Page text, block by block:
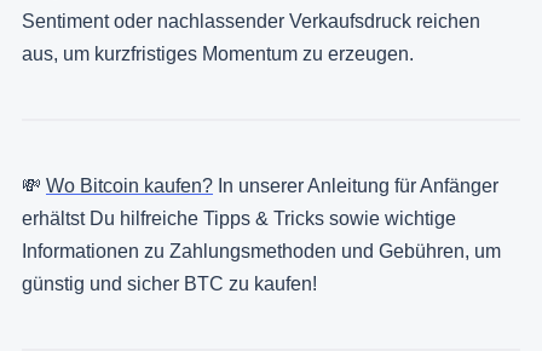
Sentiment oder nachlassender Verkaufsdruck reichen
aus, um kurzfristiges Momentum zu erzeugen.
💸 Wo Bitcoin kaufen? In unserer Anleitung für Anfänger
erhältst Du hilfreiche Tipps & Tricks sowie wichtige
Informationen zu Zahlungsmethoden und Gebühren, um
günstig und sicher BTC zu kaufen!